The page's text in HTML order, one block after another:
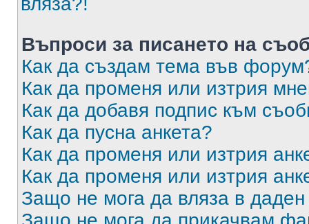
Въпроси за писането на
Как да създам тема във
Как да променя или изтрия
Как да добавя подпис към
Как да пусна анкета?
Как да променя или изтрия
Как да променя или изтрия
Защо не мога да вляза в